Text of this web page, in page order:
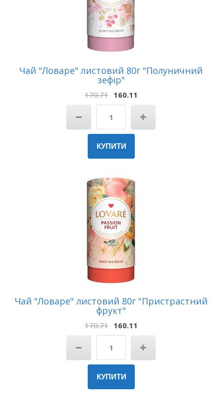
Чай "Ловаре" листовий 80г "Полуничний
зефір"
170.71 160.11
КУПИТИ
Чай "Ловаре" листовий 80г "Пристрастний
фрукт"
170.71 160.11
КУПИТИ